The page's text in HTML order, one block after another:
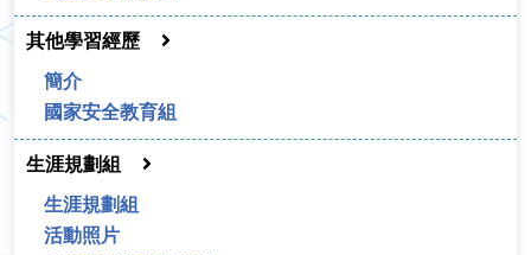
其他學習經歷
簡介
國家安全教育組
生涯規劃組
生涯規劃組
活動照片